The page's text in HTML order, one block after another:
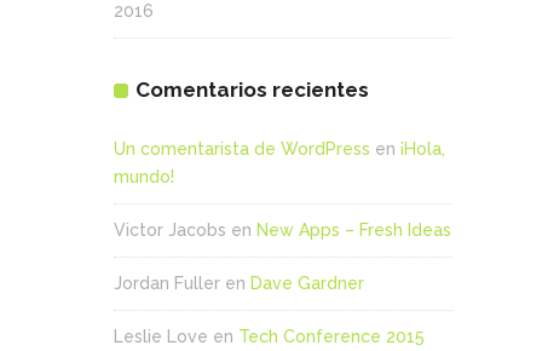
2016
Comentarios recientes
Un comentarista de WordPress en ¡Hola,
mundo!
Victor Jacobs en New Apps – Fresh Ideas
Jordan Fuller en Dave Gardner
Leslie Love en Tech Conference 2015